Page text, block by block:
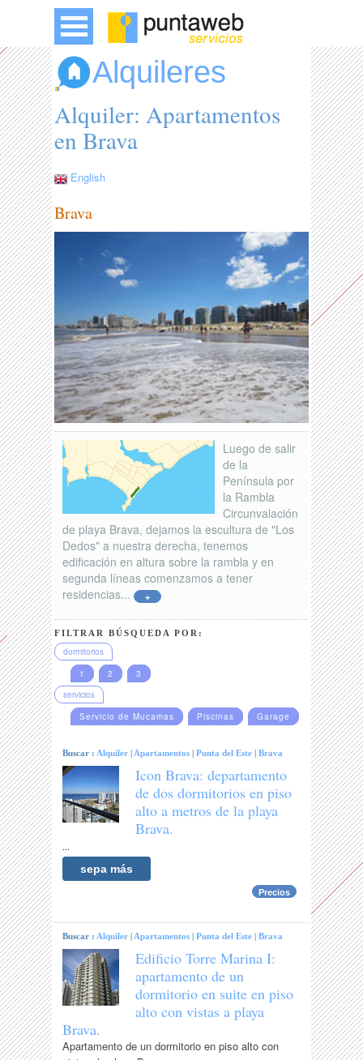
Alquileres
Alquiler: Apartamentos
en Brava
English
Brava
Luego de salir
de la
Península por
la Rambla
Circunvalación
de playa Brava, dejamos la escultura de "Los
Dedos" a nuestra derecha, tenemos
edificación en altura sobre la rambla y en
segunda líneas comenzamos a tener
residencias...
+
FILTRAR BÚSQUEDA POR:
dormitorios
1
2
3
servicios
Servicio de Mucamas
Piscinas Garage
Buscar : Alquiler | Apartamentos |Punta del Este |Brava
Icon Brava: departamento
de dos dormitorios en piso
alto a metros de la playa
Brava.
...
sepa más
Precios
Buscar : Alquiler | Apartamentos |Punta del Este |Brava
Edificio Torre Marina I:
apartamento de un
dormitorio en suite en piso
alto con vistas a playa
Brava.
Apartamento de un dormitorio en piso alto con